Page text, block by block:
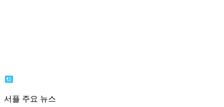
서플 주요 뉴스